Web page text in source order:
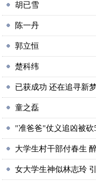
胡已雪
陈一丹
郭立恒
楚科纬
已获成功 还在追寻新
童之磊
"准爸爸"仗义追凶被砍
大学生村干部付春生
女大学生神似林志玲